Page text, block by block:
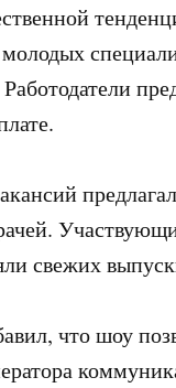
Работодатели
свежих
что шоу